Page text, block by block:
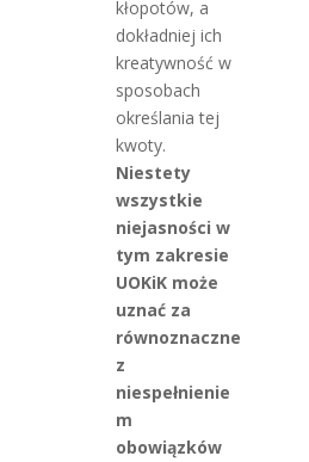
kłopotów, a
dokładniej ich
kreatywność w
sposobach
określania tej
kwoty.
Niestety
wszystkie
niejasności w
tym zakresie
UOKiK może
uznać za
równoznaczne
z
niespełnienie
m
obowiązków